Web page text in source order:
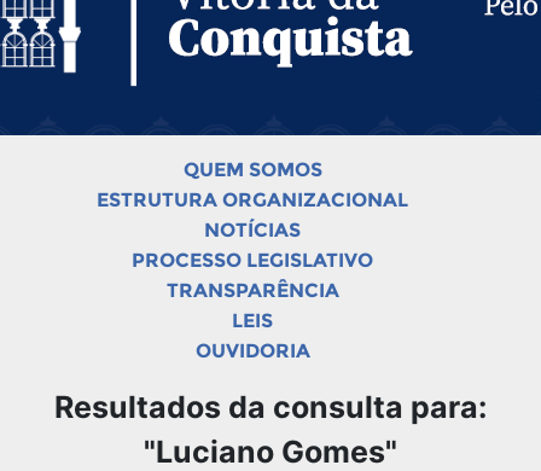
QUEM SOMOS
ESTRUTURA ORGANIZACIONAL
NOTÍCIAS
PROCESSO LEGISLATIVO
TRANSPARÊNCIA
LEIS
OUVIDORIA
Resultados da consulta para:
"Luciano Gomes"